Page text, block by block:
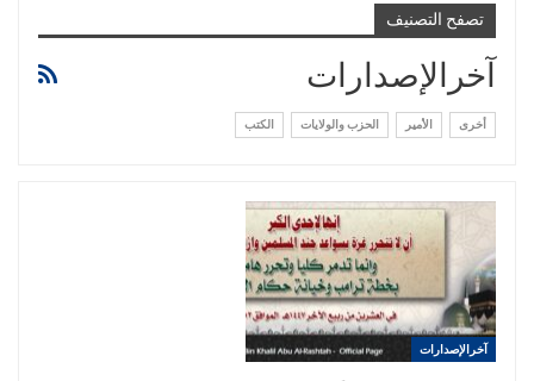
تصفح التصنيف
آخرالإصدارات
أخرى الأمير الحزب والولايات الكتب
آخرالإصدارات